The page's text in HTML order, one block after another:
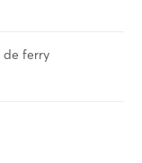
de ferry